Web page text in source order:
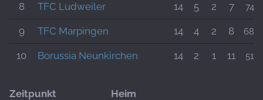
8 TFC Ludweiler 14 5 2 7
9 TFC Marpingen 14 4 2 8
10 Borussia Neunkirchen 14 2 1 11
Zeitpunkt Heim